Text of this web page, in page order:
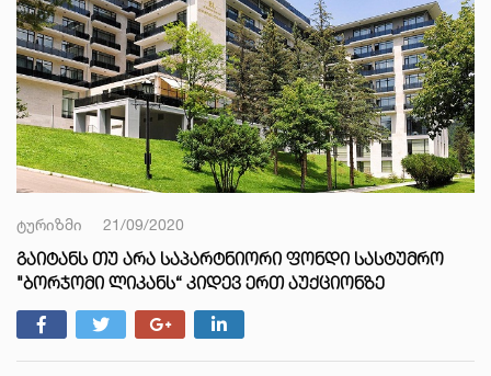
ტურიზმი 21/09/2020
ᲒᲐᲘᲢᲐᲜᲡ ᲗᲣ ᲐᲠᲐ ᲡᲐᲞᲐᲠᲢᲜᲘᲝᲠᲘ ᲤᲝᲜᲓᲘ ᲡᲐᲡᲢᲣᲛᲠᲝ
"ᲑᲝᲠᲯᲝᲛᲘ ᲚᲘᲙᲐᲜᲡ“ ᲙᲘᲓᲔᲕ ᲔᲠᲗ ᲐᲣᲥᲪᲘᲝᲜᲖᲔ